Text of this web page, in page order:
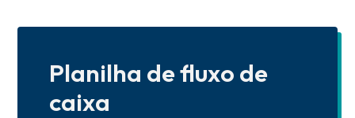
Planilha de fluxo de
caixa